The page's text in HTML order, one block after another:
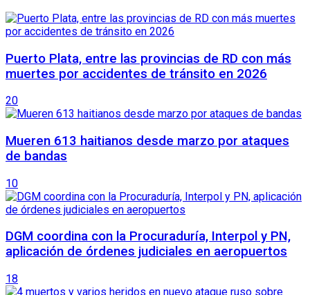
Puerto Plata, entre las provincias de RD con más
muertes por accidentes de tránsito en 2026
20
Mueren 613 haitianos desde marzo por ataques
de bandas
10
DGM coordina con la Procuraduría, Interpol y PN,
aplicación de órdenes judiciales en aeropuertos
18